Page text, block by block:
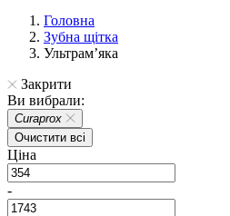
Головна
Зубна щітка
Ультрамʼяка
Закрити
Ви вибрали:
Curaprox
Очистити всі
Ціна
-